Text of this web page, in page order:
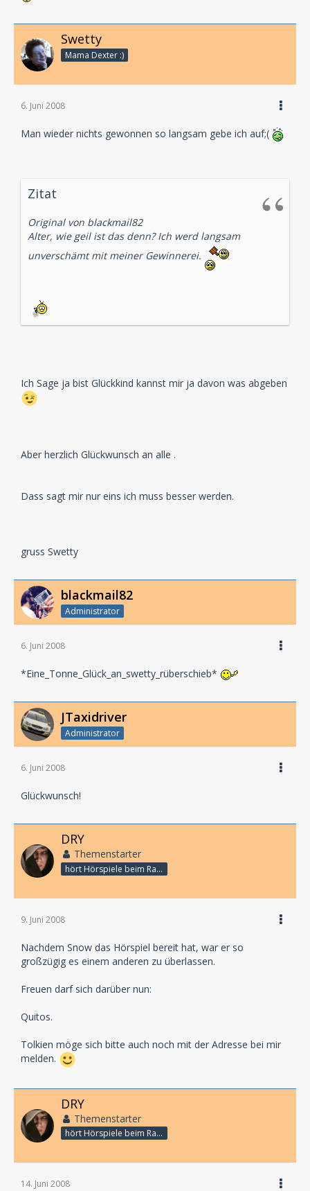
Swetty
Mama Dexter :)
6. Juni 2008
Man wieder nichts gewonnen so langsam gebe ich auf;(
Zitat
Original von blackmail82
Alter, wie geil ist das denn? Ich werd langsam
unverschämt mit meiner Gewinnerei.
Ich Sage ja bist Glückkind kannst mir ja davon was abgeben
Aber herzlich Glückwunsch an alle .
Dass sagt mir nur eins ich muss besser werden.
gruss Swetty
blackmail82
Administrator
6. Juni 2008
*Eine_Tonne_Glück_an_swetty_rüberschieb*
JTaxidriver
Administrator
6. Juni 2008
Glückwunsch!
DRY
Themenstarter
hört Hörspiele beim Rasenmähen
9. Juni 2008
Nachdem Snow das Hörspiel bereit hat, war er so
großzügig es einem anderen zu überlassen.
Freuen darf sich darüber nun:
Quitos.
Tolkien möge sich bitte auch noch mit der Adresse bei mir
melden.
DRY
Themenstarter
hört Hörspiele beim Rasenmähen
14. Juni 2008